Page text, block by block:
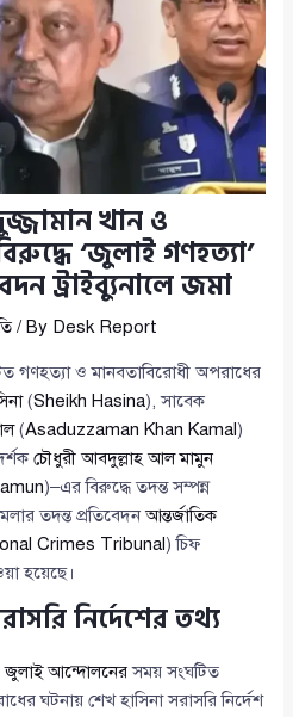
খান ও
‘জুলাই গণহত্যা’
ট্রাইব্যুনালে জমা
/ By Desk Report
গণহত্যা ও মানবতাবিরোধী অপরাধের
(Sheikh Hasina), সাবেক
(Asaduzzaman Khan Kamal )
চৌধুরী আবদুল্লাহ আল মামুন
)–এর বিরুদ্ধে তদন্ত সম্পন্ন
তদন্ত প্রতিবেদনআন্তর্জাতিক
Crimes Tribunal ) চিফ
হয়েছে।
নির্দেশের তথ্য
জুলাই আন্দোলনেরসময় সংঘটিত
ঘটনায় শেখ হাসিনা সরাসরি নির্দেশ